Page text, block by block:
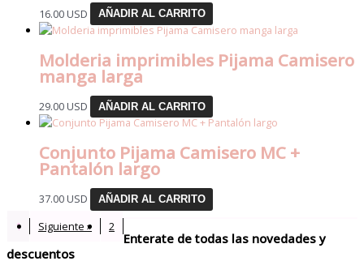
16.00 USD AÑADIR AL CARRITO
Molderia imprimibles Pijama Camisero
manga larga
29.00 USD AÑADIR AL CARRITO
Conjunto Pijama Camisero MC +
Pantalón largo
37.00 USD AÑADIR AL CARRITO
1 Siguiente » 2
Enterate de todas las novedades y
descuentos